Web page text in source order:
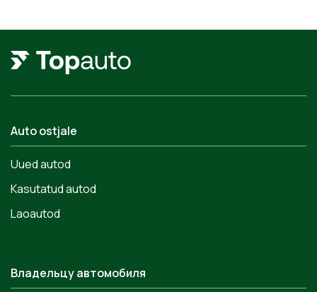
Auto ostjale
Uued autod
Kasutatud autod
Laoautod
Владельцу автомобиля